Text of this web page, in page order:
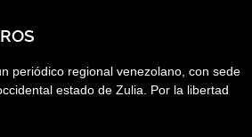
periódico regional venezolano, con sede
estado de Zulia. Por la libertad